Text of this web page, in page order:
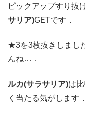
ピックアップすり抜
サリア)GETです．
★3を3枚抜きしまし
んね…．
ルカ(サラサリア)は
く当たる気がします．